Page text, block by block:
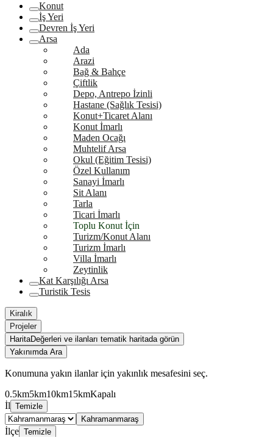
Konut
İş Yeri
Devren İş Yeri
Arsa
Ada
Arazi
Bağ & Bahçe
Çiftlik
Depo, Antrepo İzinli
Hastane (Sağlık Tesisi)
Konut+Ticaret Alanı
Konut İmarlı
Maden Ocağı
Muhtelif Arsa
Okul (Eğitim Tesisi)
Özel Kullanım
Sanayi İmarlı
Sit Alanı
Tarla
Ticari İmarlı
Toplu Konut İçin
Turizm/Konut Alanı
Turizm İmarlı
Villa İmarlı
Zeytinlik
Kat Karşılığı Arsa
Turistik Tesis
Kiralık
Projeler
HaritaDeğerleri ve ilanları tematik haritada görün
Yakınımda Ara
Konumuna yakın ilanlar için yakınlık mesafesini seç.
0.5km5km10km15kmKapalı
İl Temizle
Kahramanmaraş
İlçe Temizle